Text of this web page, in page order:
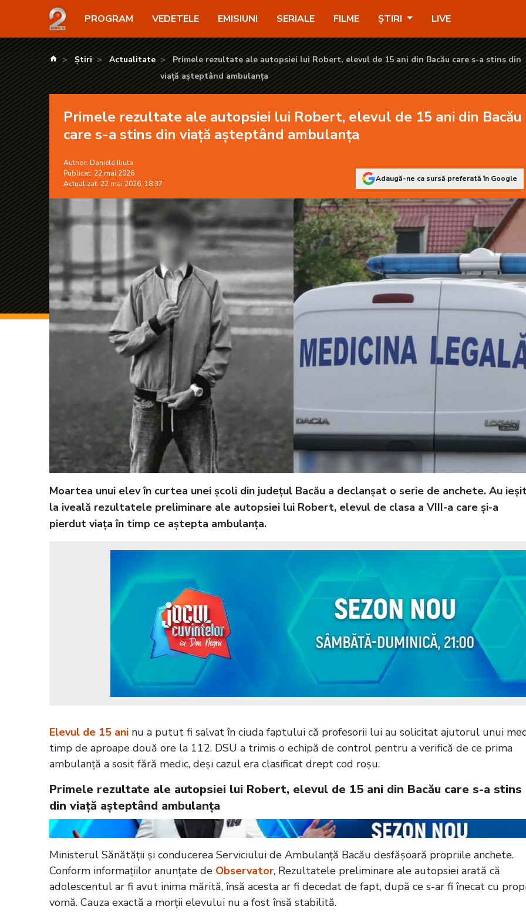
Primele rezultate ale autopsiei lui Robert, elevul de 15 ani din Bacău care s-a stins din viață aşteptând ambulanţa
PROGRAM VEDETELE EMISIUNI SERIALE FILME ȘTIRI LIVE
kanald.ro
Știri Actualitate
Primele rezultate ale autopsiei lui Robert, elevul de 15 ani din Bacău care s-a stins din
viață aşteptând ambulanţa
Primele rezultate ale autopsiei lui Robert, elevul de 15 ani din Bacău
care s-a stins din viață aşteptând ambulanţa
Author: Daniela Iliuta
Publicat: 22 mai 2026
Actualizat: 22 mai 2026, 18:37
Adaugă-ne ca sursă preferată în Google
Moartea unui elev în curtea unei școli din județul Bacău a declanşat o serie de anchete. Au
la iveală rezultatele preliminare ale autopsiei lui Robert, elevul de clasa a VIII-a care și-a
pierdut viața în timp ce aștepta ambulanța.
Elevul de 15 ani nu a putut fi salvat în ciuda faptului că profesorii lui au solicitat ajutorul unui
timp de aproape două ore la 112. DSU a trimis o echipă de control pentru a verifică de ce prima
ambulanță a sosit fără medic, deşi cazul era clasificat drept cod roșu.
Primele rezultate ale autopsiei lui Robert, elevul de 15 ani din Bacău care s-a stins
din viață aşteptând ambulanţa
Ministerul Sănătății și conducerea Serviciului de Ambulanță Bacău desfășoară propriile anchete.
Conform informațiilor anunțate de Observator, Rezultatele preliminare ale autopsiei arată că
adolescentul ar fi avut inima mărită, însă acesta ar fi decedat de fapt, după ce s-ar fi înecat cu
vomă. Cauza exactă a morţii elevului nu a fost însă stabilită.